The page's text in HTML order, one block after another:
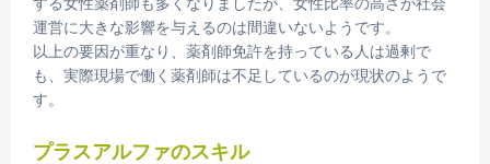
運営に大きな影響を与えるのは間違いないようです。
以上の要因が重なり、薬剤師免許を持っている人は過剰で
も、実際現場で働く薬剤師は不足しているのが現状のようで
す。
プラスアルファのスキル